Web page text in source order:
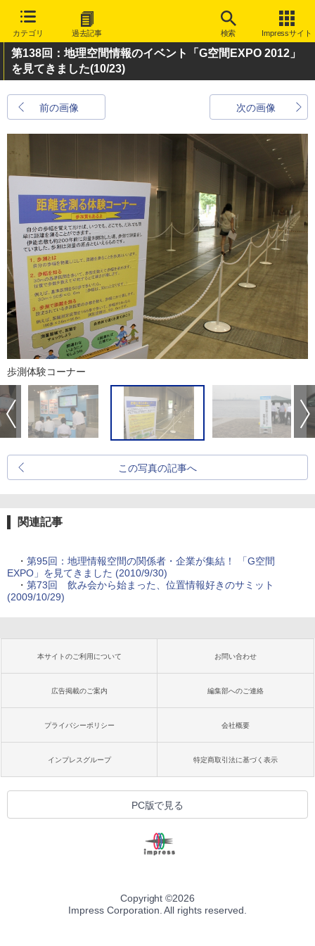
カテゴリ 過去記事 検索 Impressサイト
第138回：地理空間情報のイベント「G空間EXPO 2012」
を見てきました(10/23)
前の画像 次の画像
歩測体験コーナー
この写真の記事へ
関連記事
・ 第95回：地理情報空間の関係者・企業が集結！ 「G空間
EXPO」を見てきました (2010/9/30)
・ 第73回 飲み会から始まった、位置情報好きのサミット
(2009/10/29)
本サイトのご利用について お問い合わせ
広告掲載のご案内 編集部へのご連絡
プライバシーポリシー 会社概要
インプレスグループ 特定商取引法に基づく表示
PC版で見る
Copyright ©2026
Impress Corporation. All rights reserved.